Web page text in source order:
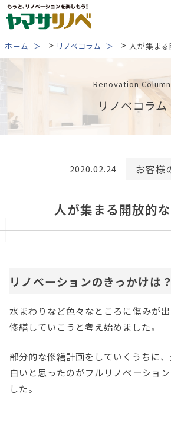
Skip
to
ホーム > リノベコラム > 人が集ま
Renovation Column
リノベコラム
2020.02.24 お客様
人が集まる開放的
リノベーションのきっかけは？
水まわりなど色々なところに傷みが
修繕していこうと考え始めました。
部分的な修繕計画をしていくうちに
白いと思ったのがフルリノベーショ
した。